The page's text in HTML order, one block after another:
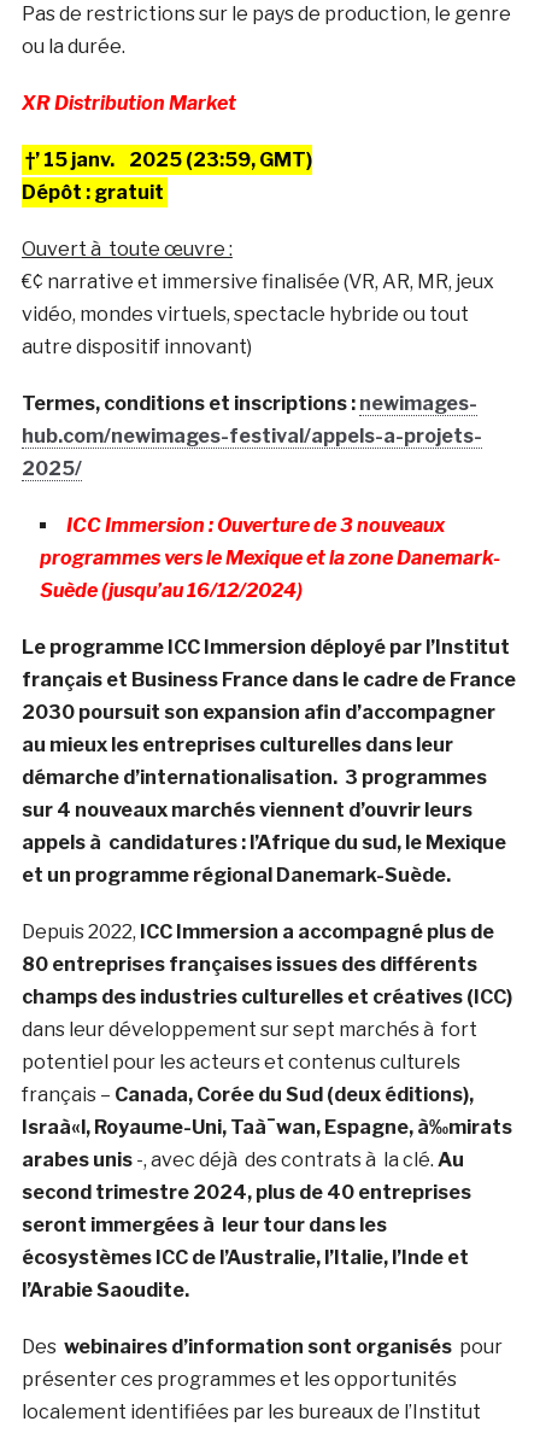
Pas de restrictions sur le pays de production, le genre
ou la durée.
XR Distribution Market
†’ 15 janv.
2025 (23:59, GMT)
Dépôt : gratuit
Ouvert à toute œuvre :
€¢ narrative et immersive finalisée (VR, AR, MR, jeux
vidéo, mondes virtuels, spectacle hybride ou tout
autre dispositif innovant)
Termes, conditions et inscriptions : newimages-
hub.com/newimages-festival/appels-a-projets-
2025/
ICC Immersion : Ouverture de 3 nouveaux
programmes vers le Mexique et la zone Danemark-
Suède (jusqu’au 16/12/2024)
Le programme ICC Immersion déployé par l’Institut
français et Business France dans le cadre de France
2030 poursuit son expansion afin d’accompagner
au mieux les entreprises culturelles dans leur
démarche d’internationalisation. 3 programmes
sur 4 nouveaux marchés viennent d’ouvrir leurs
appels à candidatures : l’Afrique du sud, le Mexique
et un programme régional Danemark-Suède.
Depuis 2022, ICC Immersion a accompagné plus de
80 entreprises françaises issues des différents
champs des industries culturelles et créatives (ICC)
dans leur développement sur sept marchés à fort
potentiel pour les acteurs et contenus culturels
français – Canada, Corée du Sud (deux éditions),
Israà«l, Royaume-Uni, Taà¯wan, Espagne, à‰mirats
arabes unis-, avec déjà des contrats à la clé. Au
second trimestre 2024, plus de 40 entreprises
seront immergées à leur tour dans les
écosystèmes ICC de l’Australie, l’Italie, l’Inde et
l’Arabie Saoudite.
Des webinaires d’information sont organiséspour
présenter ces programmes et les opportunités
localement identifiées par les bureaux de l’Institut